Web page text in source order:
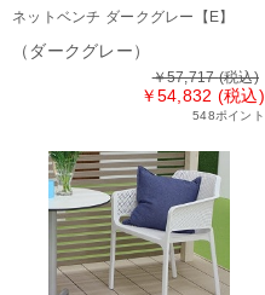
ネットベンチ ダークグレー【E】
（ダークグレー）
￥57,717(税込)
￥54,832 (税込)
548ポイント